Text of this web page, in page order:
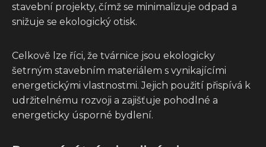
stavební projekty, čímž se minimalizuje odpad a
snižuje se ekologický otisk.
Celkově lze říci, že tvárnice jsou ekologicky
šetrným stavebním materiálem s vynikajícími
energetickými vlastnostmi. Jejich použití přispívá k
udržitelnému rozvoji a zajišťuje pohodlné a
energeticky úsporné bydlení.